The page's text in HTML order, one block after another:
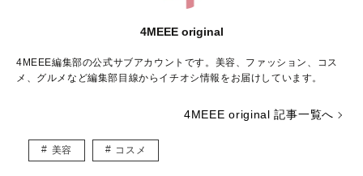
4MEEE original
4MEEE編集部の公式サブアカウントです。美容、ファッション、コス
メ、グルメなど編集部目線からイチオシ情報をお届けしています。
4MEEE original 記事一覧へ
美容 コスメ